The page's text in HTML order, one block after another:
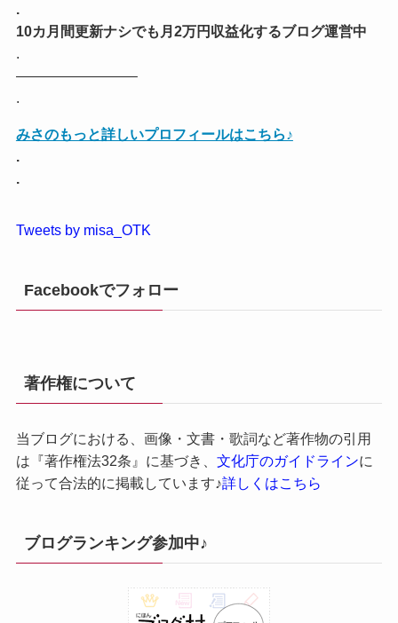
.
10カ月間更新ナシでも月2万円収益化するブログ運営中
.
————————–
.
みさのもっと詳しいプロフィールはこちら♪
.
.
Tweets by misa_OTK
Facebookでフォロー
著作権について
当ブログにおける、画像・文書・歌詞など著作物の引用
は『著作権法32条』に基づき、 文化庁のガイドラインに
従って合法的に掲載しています♪詳しくはこちら
ブログランキング参加中♪